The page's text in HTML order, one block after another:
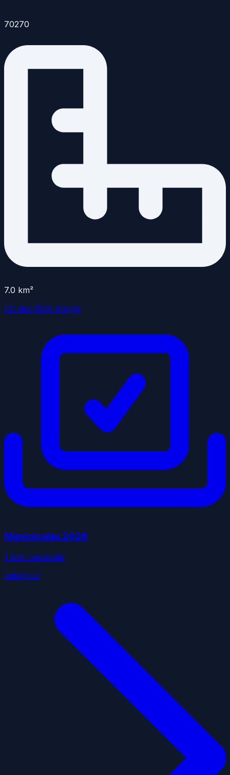
70270
7.0 km²
CC des 1000 étangs
Municipales 2026
1 liste candidate
datagouv